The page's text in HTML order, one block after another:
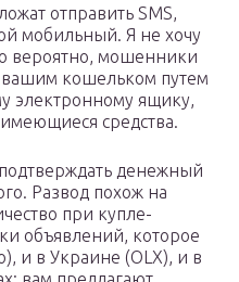
отправить SMS,
мобильный. Я не хочу
вероятно, мошенники
вашим кошельком путем
электронному ящику,
средства.
денежный
Развод похож на
при купле-
объявлений, которое
и в Украине (OLX), и в